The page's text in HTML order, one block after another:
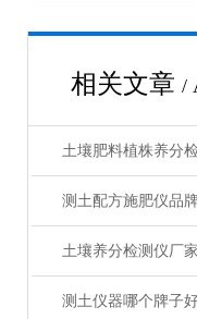
相关文章 /
测土配方施肥仪品牌
土壤养分检测仪厂
测土仪器哪个牌子